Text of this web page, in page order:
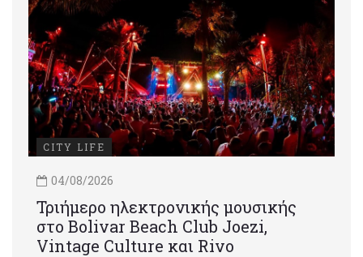
CITY LIFE
04/08/2026
Τριήμερο ηλεκτρονικής μουσικής
στο Bolivar Beach Club Joezi,
Vintage Culture και Rivo